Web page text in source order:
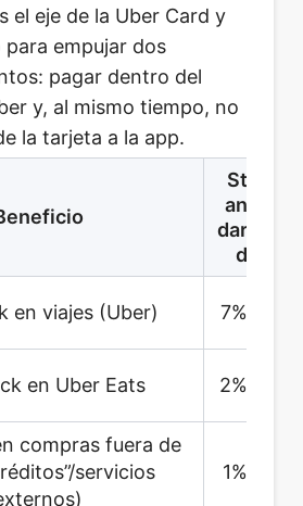
el eje de la Uber Card y
para empujar dos
pagar dentro del
y, al mismo tiempo, no
la tarjeta a la app.
St
an
dar
d
en viajes (Uber) 7%
en Uber Eats 2%
compras fuera de
servicios
1%